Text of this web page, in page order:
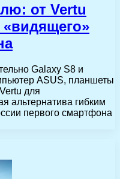
от Vertu
Galaxy S8 и
ASUS, планшеты
для
альтернатива гибким
первого смартфона